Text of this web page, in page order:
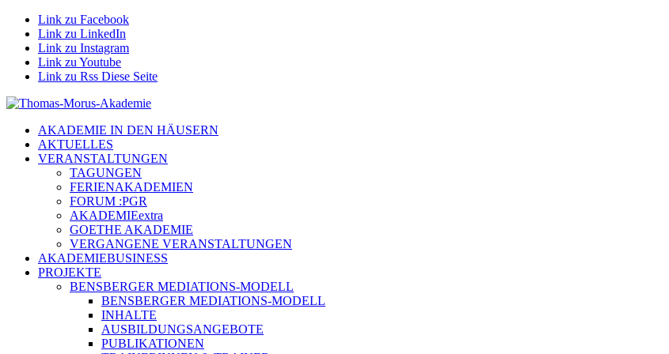
Link zu Facebook
Link zu LinkedIn
Link zu Instagram
Link zu Youtube
Link zu Rss Diese Seite
AKADEMIE IN DEN HÄUSERN
AKTUELLES
VERANSTALTUNGEN
TAGUNGEN
FERIENAKADEMIEN
FORUM :PGR
AKADEMIEextra
GOETHE AKADEMIE
VERGANGENE VERANSTALTUNGEN
AKADEMIEBUSINESS
PROJEKTE
BENSBERGER MEDIATIONS-MODELL
BENSBERGER MEDIATIONS-MODELL
INHALTE
AUSBILDUNGSANGEBOTE
PUBLIKATIONEN